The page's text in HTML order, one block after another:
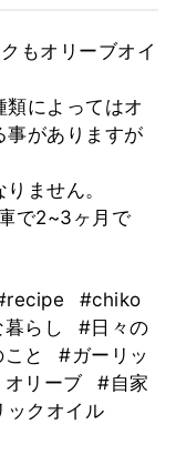
もオリーブオイ
によってはオ
事がありますが
ません。
で2~3ヶ月で
#chiko
らし
#日々の
と
#ガーリッ
リーブ
#自家
クオイル